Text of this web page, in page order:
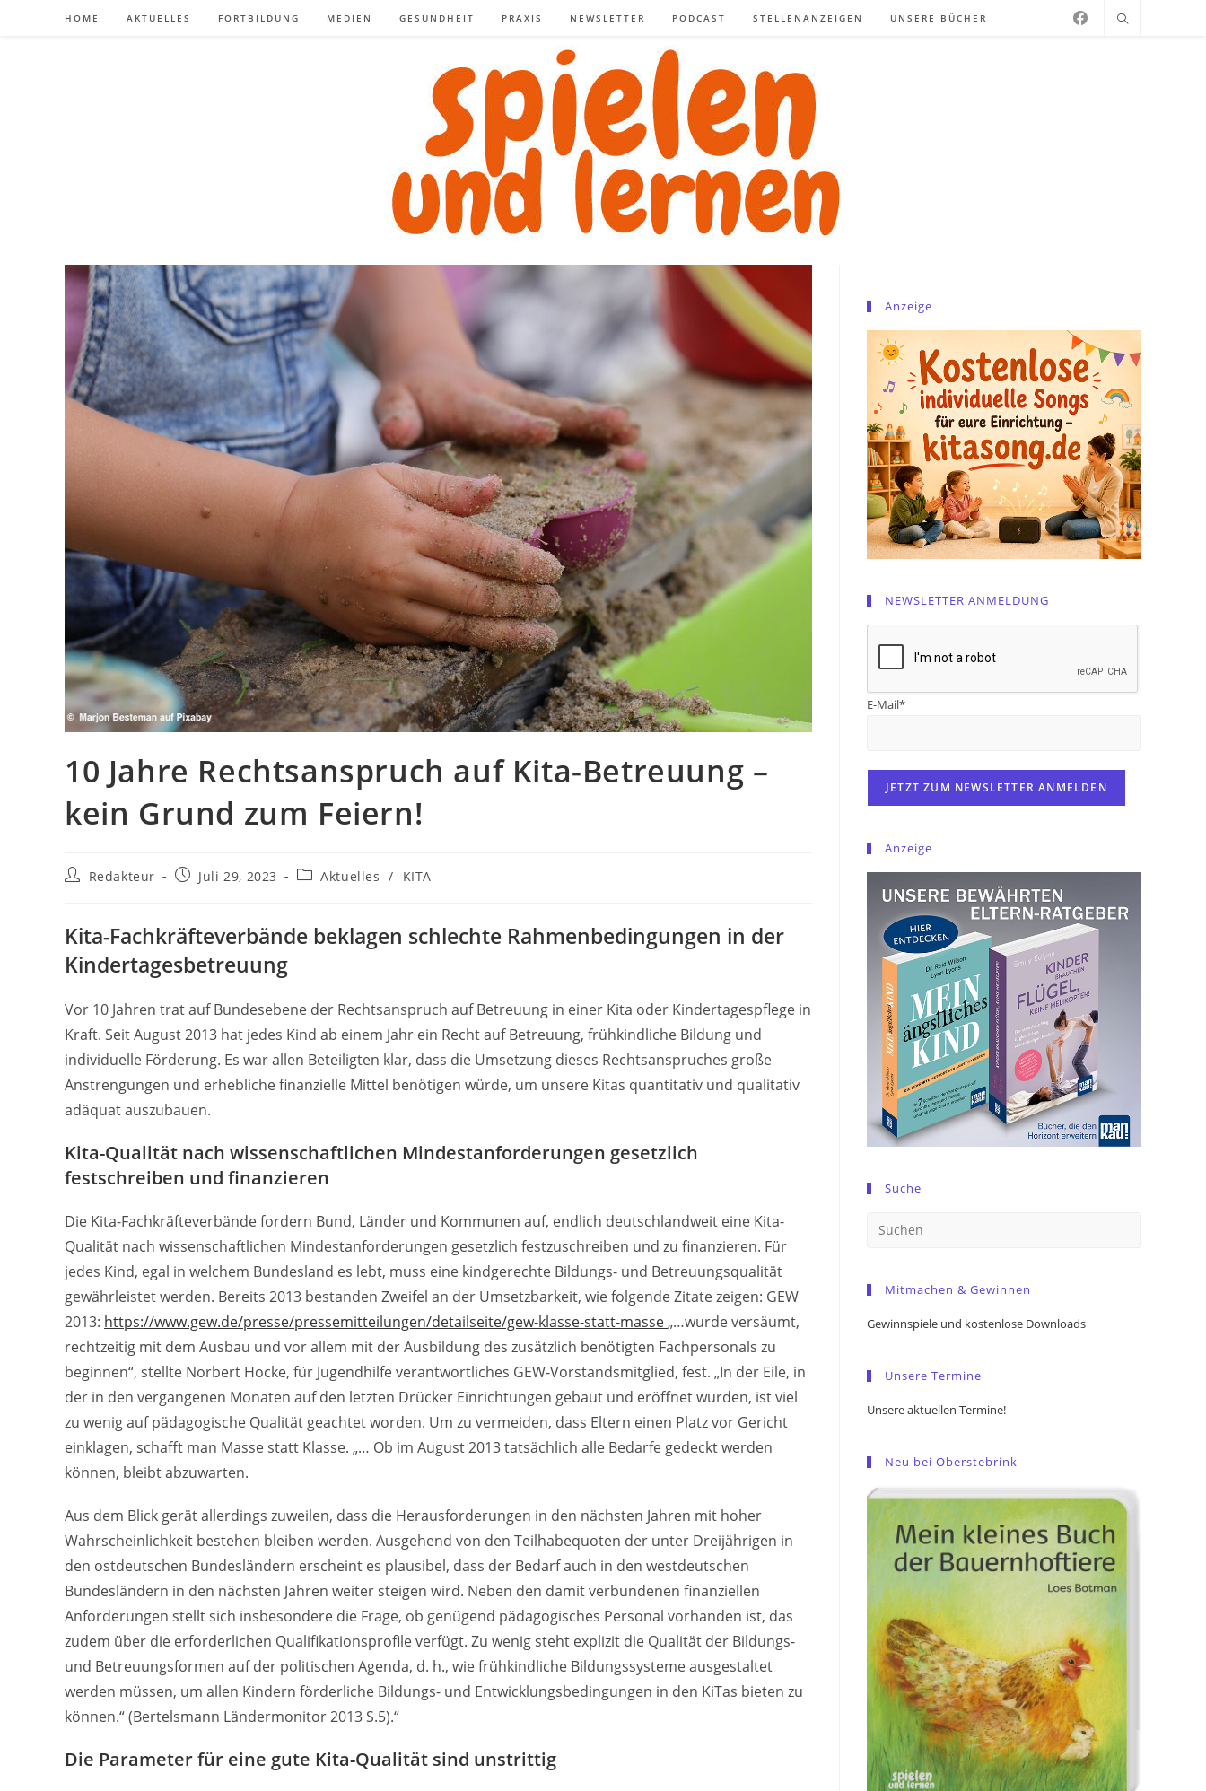
HOME AKTUELLES FORTBILDUNG MEDIEN GESUNDHEIT PRAXIS NEWSLETTER PODCAST STELLENANZEIGEN UNSERE BÜCHER
10 Jahre Rechtsanspruch auf Kita-Betreuung –
kein Grund zum Feiern!
Beitrags-
Redakteur
BeitragJuli 29, 2023
Beitrags-
Aktuelles / KITA
Kita-Fachkräfteverbände beklagen schlechte Rahmenbedingungen in der
Kindertagesbetreuung
Vor 10 Jahren trat auf Bundesebene der Rechtsanspruch auf Betreuung in einer Kita oder Kindertagespflege in
Kraft. Seit August 2013 hat jedes Kind ab einem Jahr ein Recht auf Betreuung, frühkindliche Bildung und
individuelle Förderung. Es war allen Beteiligten klar, dass die Umsetzung dieses Rechtsanspruches große
Anstrengungen und erhebliche finanzielle Mittel benötigen würde, um unsere Kitas quantitativ und qualitativ
adäquat auszubauen.
Kita-Qualität nach wissenschaftlichen Mindestanforderungen gesetzlich
festschreiben und finanzieren
Die Kita-Fachkräfteverbände fordern Bund, Länder und Kommunen auf, endlich deutschlandweit eine Kita-
Qualität nach wissenschaftlichen Mindestanforderungen gesetzlich festzuschreiben und zu finanzieren. Für
jedes Kind, egal in welchem Bundesland es lebt, muss eine kindgerechte Bildungs- und Betreuungsqualität
gewährleistet werden. Bereits 2013 bestanden Zweifel an der Umsetzbarkeit, wie folgende Zitate zeigen: GEW
2013: https://www.gew.de/presse/pressemitteilungen/detailseite/gew-klasse-statt-masse„…wurde versäumt,
rechtzeitig mit dem Ausbau und vor allem mit der Ausbildung des zusätzlich benötigten Fachpersonals zu
beginnen“, stellte Norbert Hocke, für Jugendhilfe verantwortliches GEW-Vorstandsmitglied, fest. „In der Eile, in
der in den vergangenen Monaten auf den letzten Drücker Einrichtungen gebaut und eröffnet wurden, ist viel
zu wenig auf pädagogische Qualität geachtet worden. Um zu vermeiden, dass Eltern einen Platz vor Gericht
einklagen, schafft man Masse statt Klasse. „… Ob im August 2013 tatsächlich alle Bedarfe gedeckt werden
können, bleibt abzuwarten.
Aus dem Blick gerät allerdings zuweilen, dass die Herausforderungen in den nächsten Jahren mit hoher
Wahrscheinlichkeit bestehen bleiben werden. Ausgehend von den Teilhabequoten der unter Dreijährigen in
den ostdeutschen Bundesländern erscheint es plausibel, dass der Bedarf auch in den westdeutschen
Bundesländern in den nächsten Jahren weiter steigen wird. Neben den damit verbundenen finanziellen
Anforderungen stellt sich insbesondere die Frage, ob genügend pädagogisches Personal vorhanden ist, das
zudem über die erforderlichen Qualifikationsprofile verfügt. Zu wenig steht explizit die Qualität der Bildungs-
und Betreuungsformen auf der politischen Agenda, d. h., wie frühkindliche Bildungssysteme ausgestaltet
werden müssen, um allen Kindern förderliche Bildungs- und Entwicklungsbedingungen in den KiTas bieten zu
können.“ (Bertelsmann Ländermonitor 2013 S.5).“
Die Parameter für eine gute Kita-Qualität sind unstrittig
Anzeige
NEWSLETTER ANMELDUNG
E-Mail*
Anzeige
Suche
Mitmachen & Gewinnen
Gewinnspiele und kostenlose Downloads
Unsere Termine
Unsere aktuellen Termine!
Neu bei Oberstebrink